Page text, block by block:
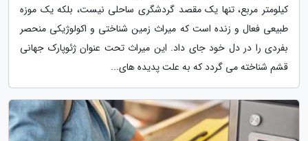
کیلومتر مربع، تنها یک مقصد گردشگری ساحلی نیست، بلکه یک موزه
طبیعی فعال و زنده است که میراث زمین شناختی و اکولوژیکی منحصر
بفردی را در دل خود جای داد. این میراث تحت عنوان ژئوپارک جهانی
قشم شناخته می گردد که به علت پدیده های...